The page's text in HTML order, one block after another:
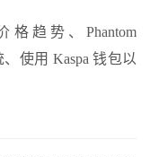
格趋势、Phantom
使用 Kaspa 钱包以